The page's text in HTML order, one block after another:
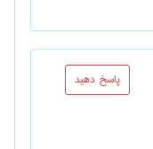
پاسخ دهید